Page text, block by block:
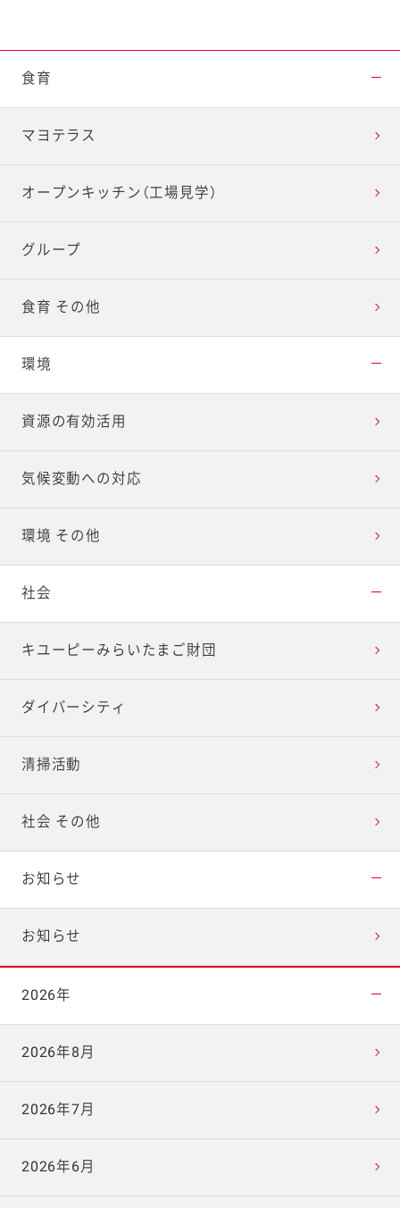
食育
マヨテラス
オープンキッチン（工場見学）
グループ
食育 その他
環境
資源の有効活用
気候変動への対応
環境 その他
社会
キユーピーみらいたまご財団
ダイバーシティ
清掃活動
社会 その他
お知らせ
お知らせ
2026年
2026年8月
2026年7月
2026年6月